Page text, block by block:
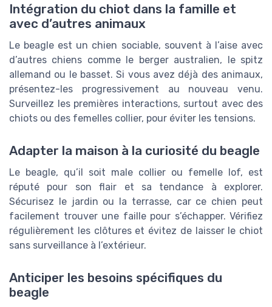
Intégration du chiot dans la famille et
avec d’autres animaux
Le beagle est un chien sociable, souvent à l’aise avec
d’autres chiens comme le berger australien, le spitz
allemand ou le basset. Si vous avez déjà des animaux,
présentez-les progressivement au nouveau venu.
Surveillez les premières interactions, surtout avec des
chiots ou des femelles collier, pour éviter les tensions.
Adapter la maison à la curiosité du beagle
Le beagle, qu’il soit male collier ou femelle lof, est
réputé pour son flair et sa tendance à explorer.
Sécurisez le jardin ou la terrasse, car ce chien peut
facilement trouver une faille pour s’échapper. Vérifiez
régulièrement les clôtures et évitez de laisser le chiot
sans surveillance à l’extérieur.
Anticiper les besoins spécifiques du
beagle